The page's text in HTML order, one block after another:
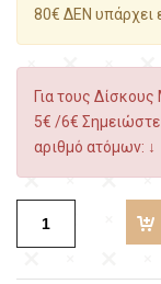
80€ ΔΕΝ υπάρχει
Για τους
5€ /6€ Σημειώστε
αριθμό ατόμων: ↓